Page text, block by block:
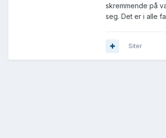
skremmende på
seg. Det er i alle
Siter